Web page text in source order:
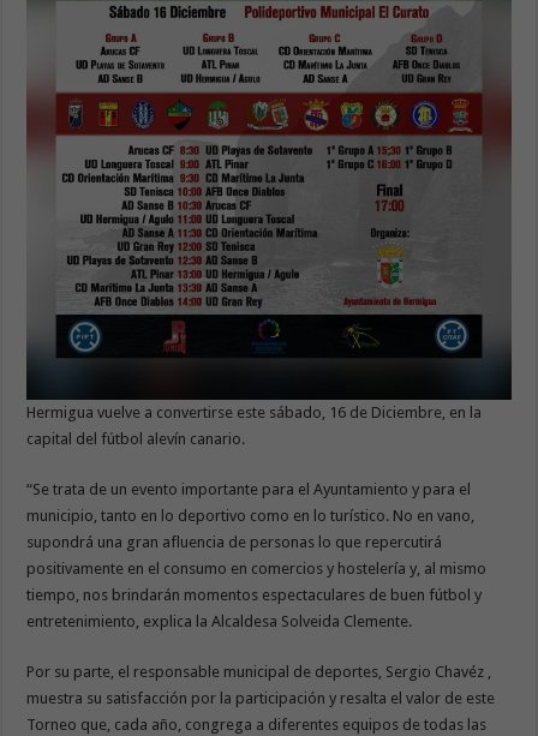
Hermigua vuelve a convertirse este sábado, 16 de Diciembre, en la
capital del fútbol alevín canario.
“Se trata de un evento importante para el Ayuntamiento y para el
municipio, tanto en lo deportivo como en lo turístico. No en vano,
supondrá una gran afluencia de personas lo que repercutirá
positivamente en el consumo en comercios y hostelería y, al mismo
tiempo, nos brindarán momentos espectaculares de buen fútbol y
entretenimiento, explica la Alcaldesa Solveida Clemente.
Por su parte, el responsable municipal de deportes, Sergio Chavéz ,
muestra su satisfacción por la participación y resalta el valor de este
Torneo que, cada año, congrega a diferentes equipos de todas las